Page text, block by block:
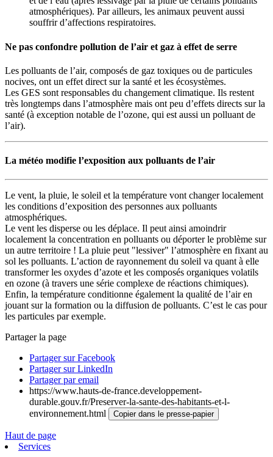
atmosphériques). Par ailleurs, les animaux peuvent aussi
souffrir d’affections respiratoires.
Ne pas confondre pollution de l’air et gaz à effet de serre
Les polluants de l’air, composés de gaz toxiques ou de particules
nocives, ont un effet direct sur la santé et les écosystèmes.
Les GES sont responsables du changement climatique. Ils restent
très longtemps dans l’atmosphère mais ont peu d’effets directs sur la
santé (à exception notable de l’ozone, qui est aussi un polluant de
l’air).
La météo modifie l’exposition aux polluants de l’air
Le vent, la pluie, le soleil et la température vont changer localement
les conditions d’exposition des personnes aux polluants
atmosphériques.
Le vent les disperse ou les déplace. Il peut ainsi amoindrir
localement la concentration en polluants ou déporter le problème sur
un autre territoire ! La pluie peut "lessiver" l’atmosphère en fixant au
sol les polluants. L’action de rayonnement du soleil va quant à elle
transformer les oxydes d’azote et les composés organiques volatils
en ozone (à travers une série complexe de réactions chimiques).
Enfin, la température conditionne également la qualité de l’air en
jouant sur la formation ou la diffusion de polluants. C’est le cas pour
les particules par exemple.
Partager la page
Partager sur Facebook
Partager sur LinkedIn
Partager par email
https://www.hauts-de-france.developpement-
durable.gouv.fr/Preserver-la-sante-des-habitants-et-l-
environnement.html
Copier dans le presse-papier
Haut de page
Services